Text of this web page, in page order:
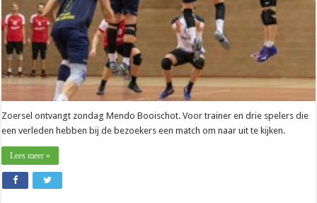
Zoersel ontvangt zondag Mendo Booischot. Voor trainer en drie spelers die
een verleden hebben bij de bezoekers een match om naar uit te kijken.
Lees meer »